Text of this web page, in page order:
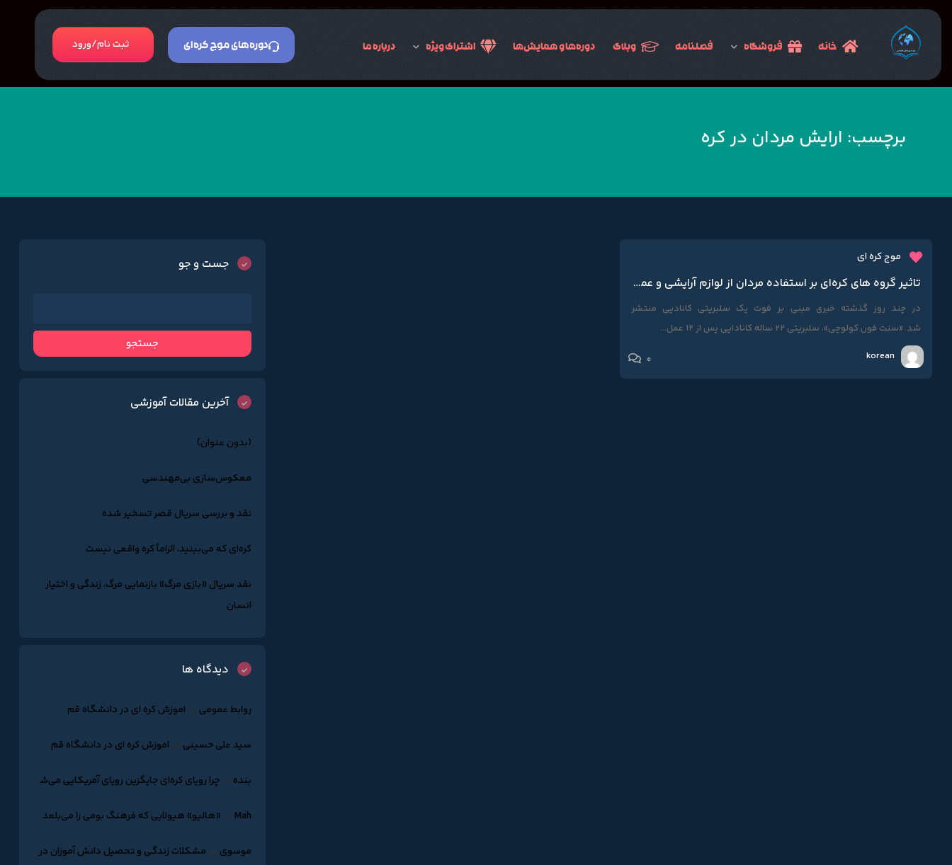
خانه فروشگاه فصلنامه وبلاگ دوره‌ها و همایش‌ها اشتراک ویژه درباره ما دوره‌های موج کره‌ای ثبت نام/ورود
برچسب: ارایش مردان در کره
موج کره ای
تاثیر گروه های کره‌ای بر استفاده مردان از لوازم آرایشی و عمل جراحی زیبایی در جهان
در چند روز گذشته خبری مبنی بر فوت یک سلبریتی کانادیی منتشر
شد. «سنت فون کولوچی»، سلبریتی ۲۲ ساله کانادایی پس از ۱۲ عمل...
korean
0
جست و جو
آخرین مقالات آموزشی
(بدون عنوان)
معکوس‌سازی بی‌مهندسی
نقد و بررسی سریال قصر تسخیر شده
کره‌ای که می‌بینید، الزاماً کره واقعی نیست
نقد سریال «بازی مرگ» بازنمایی مرگ، زندگی و اختیار
انسان
دیدگاه ها
روابط عمومی دراموزش کره ای در دانشگاه قم
سید علی حسینی دراموزش کره ای در دانشگاه قم
بنده درچرا رویای کره‌ای جایگزین رویای آمریکایی می‌شود؟
Mah در«هالیو» هیولایی که فرهنگ بومی را می‌بلعد
موسوی درمشکلات زندگـی و تحصیل دانش آموزان درکره جنوبـی